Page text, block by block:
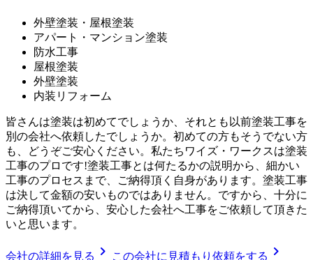
外壁塗装・屋根塗装
アパート・マンション塗装
防水工事
屋根塗装
外壁塗装
内装リフォーム
皆さんは塗装は初めてでしょうか、それとも以前塗装工事を
別の会社へ依頼したでしょうか。初めての方もそうでない方
も、どうぞご安心ください。私たちワイズ・ワークスは塗装
工事のプロです!塗装工事とは何たるかの説明から、細かい
工事のプロセスまで、ご納得頂く自身があります。塗装工事
は決して金額の安いものではありません。ですから、十分に
ご納得頂いてから、安心した会社へ工事をご依頼して頂きた
いと思います。
会社の詳細を見る chevron_right この会社に見積もり依頼をする chevron_right